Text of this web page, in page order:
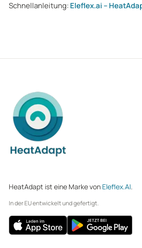
Schnellanleitung: Eleflex.ai –
HeatAdapt ist eine Marke von Eleflex.AI.
In der EU entwickelt und gefertigt.